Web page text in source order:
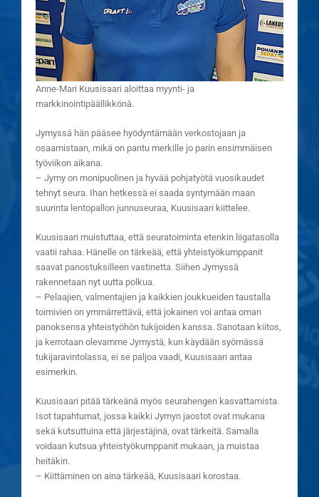
Anne-Mari Kuusisaari aloittaa myynti- ja
markkinointipäällikkönä.
Jymyssä hän pääsee hyödyntämään verkostojaan ja
osaamistaan, mikä on pantu merkille jo parin ensimmäisen
työviikon aikana.
– Jymy on monipuolinen ja hyvää pohjatyötä vuosikaudet
tehnyt seura. Ihan hetkessä ei saada syntymään maan
suurinta lentopallon junnuseuraa, Kuusisaari kiittelee.
Kuusisaari muistuttaa, että seuratoiminta etenkin liigatasolla
vaatii rahaa. Hänelle on tärkeää, että yhteistyökumppanit
saavat panostuksilleen vastinetta. Siihen Jymyssä
rakennetaan nyt uutta polkua.
– Pelaajien, valmentajien ja kaikkien joukkueiden taustalla
toimivien on ymmärrettävä, että jokainen voi antaa oman
panoksensa yhteistyöhön tukijoiden kanssa. Sanotaan kiitos,
ja kerrotaan olevamme Jymystä, kun käydään syömässä
tukijaravintolassa, ei se paljoa vaadi, Kuusisaari antaa
esimerkin.
Kuusisaari pitää tärkeänä myös seurahengen kasvattamista.
Isot tapahtumat, jossa kaikki Jymyn jaostot ovat mukana
sekä kutsuttuina että järjestäjinä, ovat tärkeitä. Samalla
voidaan kutsua yhteistyökumppanit mukaan, ja muistaa
heitäkin.
– Kiittäminen on aina tärkeää, Kuusisaari korostaa.